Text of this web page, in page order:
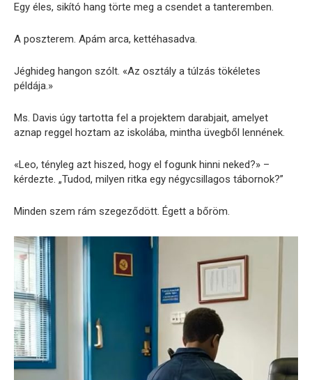
Egy éles, sikító hang törte meg a csendet a tanteremben.
A poszterem. Apám arca, kettéhasadva.
Jéghideg hangon szólt. «Az osztály a túlzás tökéletes
példája.»
Ms. Davis úgy tartotta fel a projektem darabjait, amelyet
aznap reggel hoztam az iskolába, mintha üvegből lennének.
«Leo, tényleg azt hiszed, hogy el fogunk hinni neked?» –
kérdezte. „Tudod, milyen ritka egy négycsillagos tábornok?”
Minden szem rám szegeződött. Égett a bőröm.